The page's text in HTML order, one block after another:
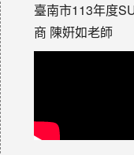
臺南市113年度
商 陳姸如老師